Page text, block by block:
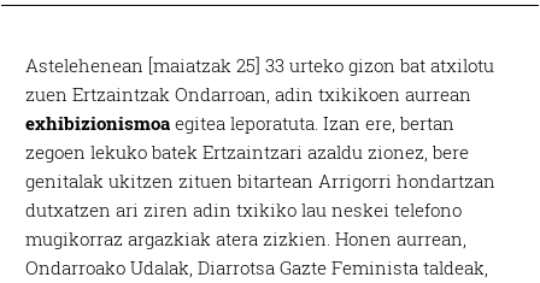
Astelehenean [maiatzak 25] 33 urteko gizon bat atxilotu
zuen Ertzaintzak Ondarroan, adin txikikoen aurrean
exhibizionismoa egitea leporatuta. Izan ere, bertan
zegoen lekuko batek Ertzaintzari azaldu zionez, bere
genitalak ukitzen zituen bitartean Arrigorri hondartzan
dutxatzen ari ziren adin txikiko lau neskei telefono
mugikorraz argazkiak atera zizkien. Honen aurrean,
Ondarroako Udalak, Diarrotsa Gazte Feminista taldeak,